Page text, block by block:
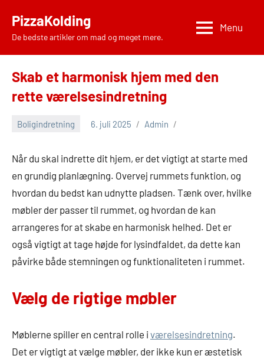
indhold
PizzaKolding
De bedste artikler om mad og meget mere.
Menu
Skab et harmonisk hjem med den
rette værelsesindretning
Boligindretning 6. juli 2025 Admin
Når du skal indrette dit hjem, er det vigtigt at starte med
en grundig planlægning. Overvej rummets funktion, og
hvordan du bedst kan udnytte pladsen. Tænk over, hvilke
møbler der passer til rummet, og hvordan de kan
arrangeres for at skabe en harmonisk helhed. Det er
også vigtigt at tage højde for lysindfaldet, da dette kan
påvirke både stemningen og funktionaliteten i rummet.
Vælg de rigtige møbler
Møblerne spiller en central rolle i værelsesindretning.
Det er vigtigt at vælge møbler, der ikke kun er æstetisk